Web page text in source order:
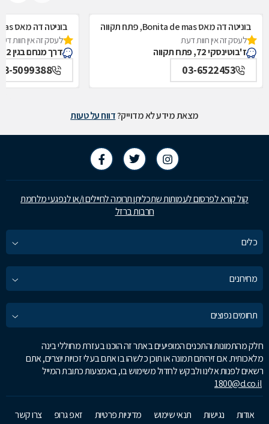
בוניטה דה מאס Bonita de mas, פתח תקווה
לעסק זה אין חוות דעת
ז'בוטינסקי 72, פתח תקווה
03-6522453
בוניטה דה מאס Bonita de mas, תל אביב
לעסק זה אין חוות
דרך מנחם בגין 132, תל אביב
5099388
מצאת מידע לא מדוייק?דווח על טעות
קול קורא לפרסום לעמותות שתכליתן תרומה לחיילים ו/או לנפגעי מלחמת
חרבות ברזל
כלים
מחירונים
תחומים נפוצים
חלק מהתמונות והתכנים המופיעים באתר זה הוכנו בעזרת מחוללי בינה
מלאכותית. אם זיהיתם תמונה או תוכן כלשהו בו אתם בעלי זכויות יוצרים, אתם
רשאים לפנות אלינו ולבקש לחדול משימוש בו, באמצעות כתובת המייל
1800@d.co.il
אודות נגישות תנאי שימוש מדיניות פרטיות זאפ גרופ צרו קשר